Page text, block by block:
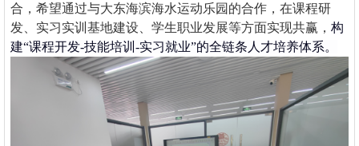
合，希望通过与大东海滨海水运动乐园 的合作，在课程研
发、 实习实训 基地建设、学生职业发展等方面实现共赢， 构
建“课程开发-技能培训-实习就业”的全链条人才培养体系。